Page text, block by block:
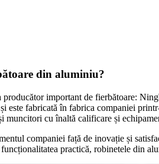
din aluminiu?
producător important de fierbătoare:
este fabricată în fabrica companiei
muncitori cu înaltă calificare și
companiei față de inovație și
practică, robinetele din